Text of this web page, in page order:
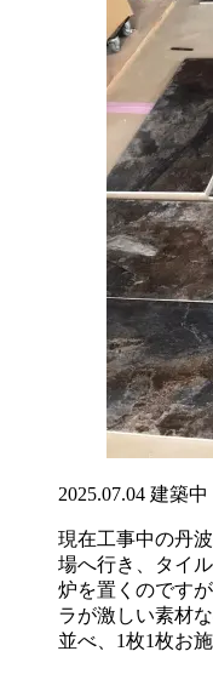
2025.07.04 建築中
現在工事中の丹
場へ行き、タイ
炉を置くのです
ラが激しい素材
並べ、1枚1枚お